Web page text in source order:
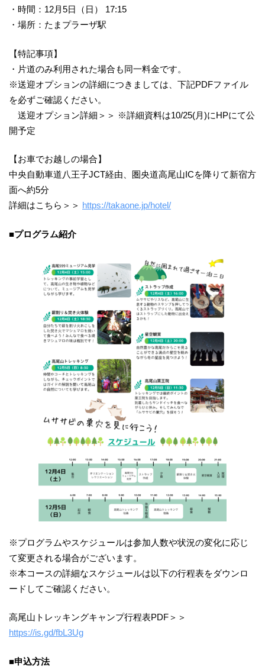
・時間：12月5日（日） 17:15
・場所：たまプラーザ駅
【特記事項】
・片道のみ利用された場合も同一料金です。
※送迎オプションの詳細につきましては、下記PDFファイル
を必ずご確認ください。
送迎オプション詳細＞＞ ※詳細資料は10/25(月)にHPにて公
開予定
【お車でお越しの場合】
中央自動車道八王子JCT経由、圏央道高尾山ICを降りて新宿方
面へ約5分
詳細はこちら＞＞ https://takaone.jp/hotel/
■プログラム紹介
※プログラムやスケジュールは参加人数や状況の変化に応じ
て変更される場合がございます。
※本コースの詳細なスケジュールは以下の行程表をダウンロ
ードしてご確認ください。
高尾山トレッキングキャンプ行程表PDF＞＞
https://is.gd/fbL3Ug
■申込方法